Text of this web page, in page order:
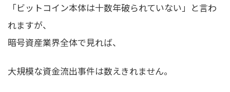
「ビットコイン本体は十数年破られていない」と言わ
れますが、
暗号資産業界全体で見れば、
大規模な資金流出事件は数えきれません。